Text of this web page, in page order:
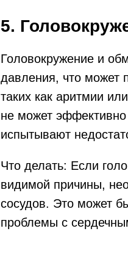
5.
Головокружение и
давления, что может
таких как аритмии
не может эффективно
испытывают
Что делать: Если
видимой причины,
сосудов. Это может
проблемы с